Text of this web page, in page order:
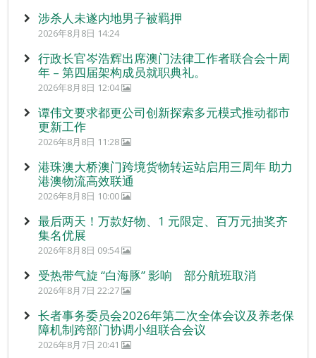
涉杀人未遂内地男子被羁押
2026年8月8日 14:24
行政长官岑浩辉出席澳门法律工作者联合会十周
年 – 第四届架构成员就职典礼。
2026年8月8日 12:04
谭伟文要求都更公司创新探索多元模式推动都市
更新工作
2026年8月8日 11:28
港珠澳大桥澳门跨境货物转运站启用三周年 助力
港澳物流高效联通
2026年8月8日 10:00
最后两天！万款好物、1 元限定、百万元抽奖齐
集名优展
2026年8月8日 09:54
受热带气旋 “白海豚” 影响 部分航班取消
2026年8月7日 22:27
长者事务委员会2026年第二次全体会议及养老保
障机制跨部门协调小组联合会议
2026年8月7日 20:41